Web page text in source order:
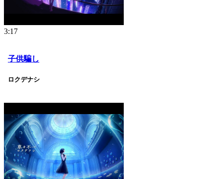
3:17
子供騙し
ロクデナシ